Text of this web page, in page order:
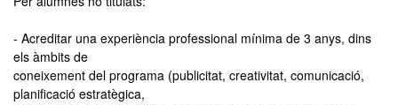
- Acreditar una experiència professional mínima de 3 anys, dins
els àmbits de
coneixement del programa (publicitat, creativitat, comunicació,
planificació estratègica,